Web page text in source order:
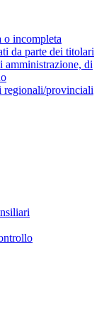
o incompleta
da parte dei titolari
di
regionali/provinciali